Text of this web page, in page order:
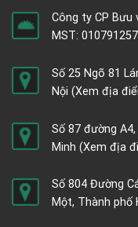
Công ty CP Bưu
MST:
Số 25 Ngõ 81
Nội (Xem địa
Số 87 đường
Minh (Xem địa
Số 804 Đường
Một, Thành phố